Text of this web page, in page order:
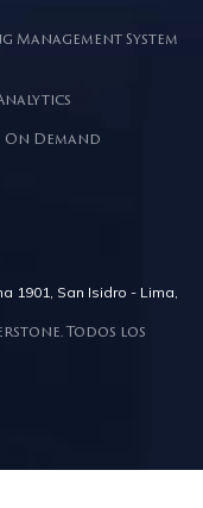
Management System
On Demand
1901, San Isidro - Lima,
Todos los